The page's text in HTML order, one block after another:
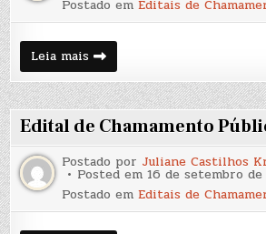
Postado emEditais de
Leia maisResultado
Preliminar
Edital
de
Chamamento
Público
nº02/2024
Edital de Chamamento
Postado por Juliane Castilhos
Posted em16 de setembro
Postado emEditais de